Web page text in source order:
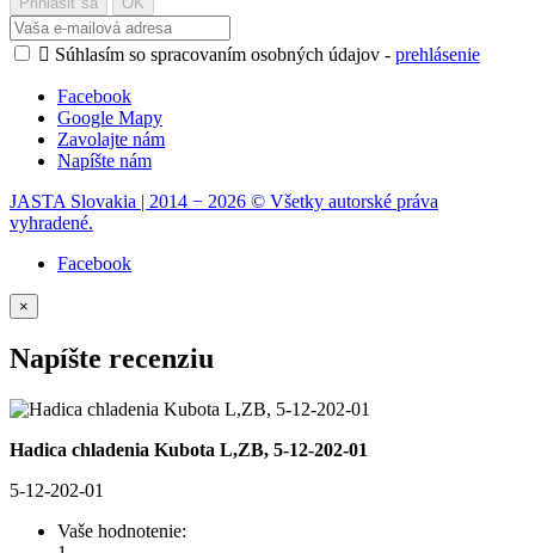
 Súhlasím so spracovaním osobných údajov - prehlásenie
Facebook
Google Mapy
Zavolajte nám
Napíšte nám
JASTA Slovakia | 2014 − 2026 © Všetky autorské práva
vyhradené.
Facebook
×
Napíšte recenziu
Hadica chladenia Kubota L,ZB, 5-12-202-01
5-12-202-01
Vaše hodnotenie: